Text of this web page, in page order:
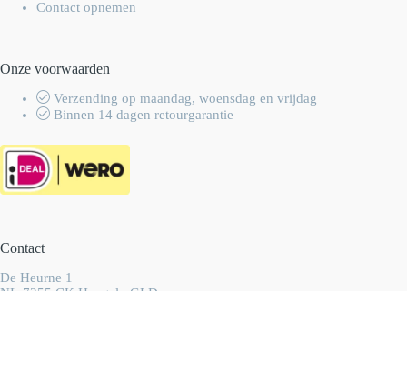
Contact opnemen
Onze voorwaarden
Verzending op maandag, woensdag en vrijdag
Binnen 14 dagen retourgarantie
Contact
De Heurne 1
NL-7255 CK Hengelo GLD